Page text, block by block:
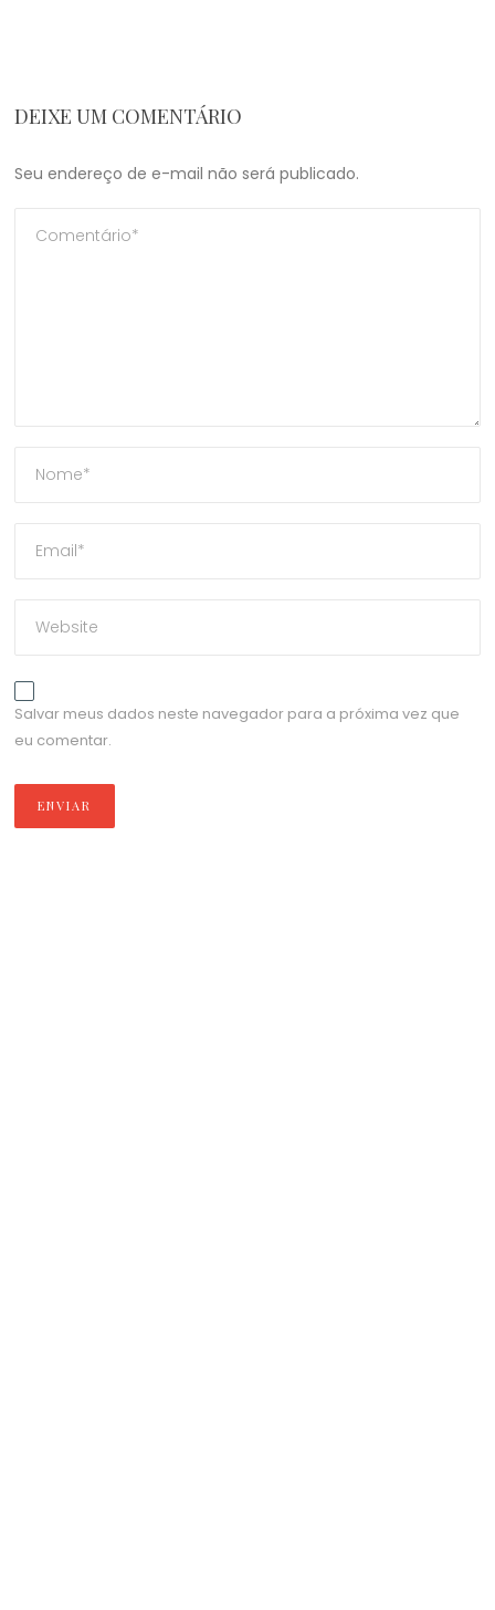
DEIXE UM COMENTÁRIO
Seu endereço de e-mail não será publicado.
Salvar meus dados neste navegador para a próxima vez que
eu comentar.